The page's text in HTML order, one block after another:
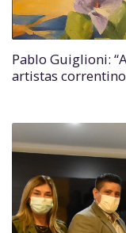
Pablo Guiglioni:
artistas